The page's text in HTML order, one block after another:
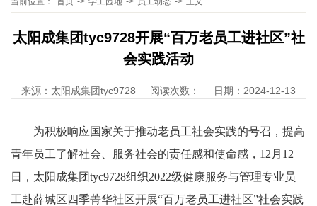
太阳成集团tyc9728开展“百万老员工进社区”社
会实践活动
来源：太阳成集团tyc9728 阅读次数： 日期：2024-12-13
为积极响应国家关于推动老员工社会实践的号召，提高
青年员工了解社会、服务社会的责任感和使命感，12月12
日，太阳成集团tyc9728组织2022级健康服务与管理专业员
工赴薛城区四季菁华社区开展“百万老员工进社区”社会实践